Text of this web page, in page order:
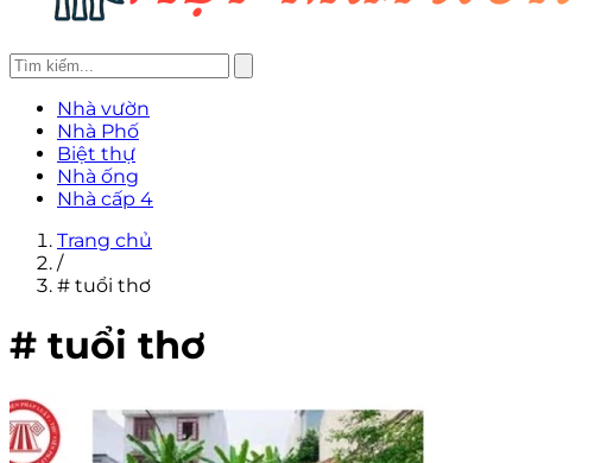
Nhà vườn
Nhà Phố
Biệt thự
Nhà ống
Nhà cấp 4
Trang chủ
/
# tuổi thơ
# tuổi thơ